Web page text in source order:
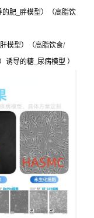
的肥_胖模型）（高脂饮
模型）（高脂饮食/
诱导的糖_尿病模型 ）